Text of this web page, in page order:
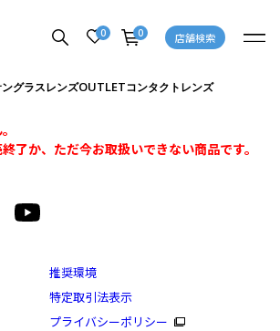
0 0 店舗検索
グラスレンズOUTLETコンタクトレンズ
了か、ただ今お取扱いできない商品です。
推奨環境
特定取引法表示
プライバシーポリシー